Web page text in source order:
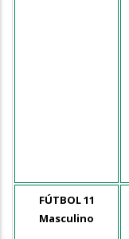
FÚTBOL 11
Masculino